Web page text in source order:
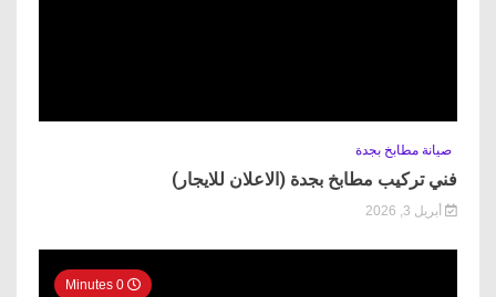
صيانة مطابخ بجدة
فني تركيب مطابخ بجدة (الاعلان للايجار)
أبريل 3, 2026